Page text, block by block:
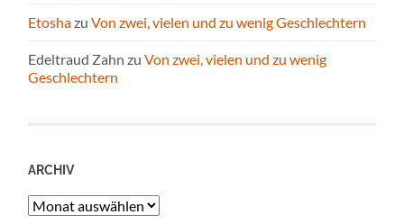
EtoshazuVon zwei, vielen und zu wenig Geschlechtern
Edeltraud Zahn zuVon zwei, vielen und zu wenig
Geschlechtern
ARCHIV
Archiv